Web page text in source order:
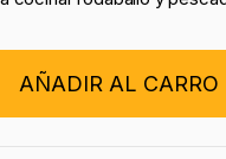
AÑADIR AL CARRO